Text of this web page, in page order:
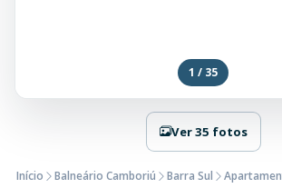
1 / 35
Ver 35 fotos
Início Balneário Camboriú Barra Sul